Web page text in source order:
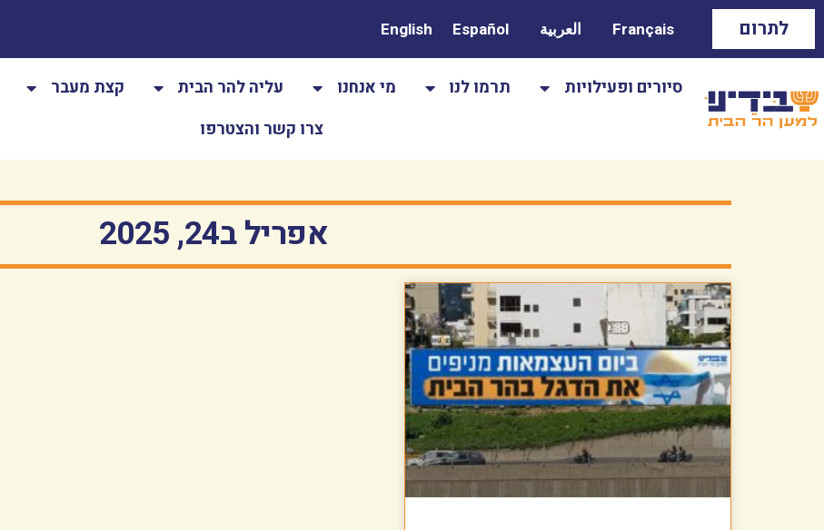
לתרום Français العربية Español
English
סיורים ופעילויות תרמו לנו מי אנחנו עליה להר הבית קצת מעבר
צרו קשר והצטרפו
אפריל ב24, 2025